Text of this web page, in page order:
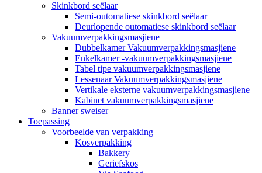
Skinkbord seëlaar
Semi-outomatiese skinkbord seëlaar
Deurlopende outomatiese skinkbord seëlaar
Vakuumverpakkingsmasjiene
Dubbelkamer Vakuumverpakkingsmasjiene
Enkelkamer -vakuumverpakkingsmasjiene
Tabel tipe vakuumverpakkingsmasjiene
Lessenaar Vakuumverpakkingsmasjiene
Vertikale eksterne vakuumverpakkingsmasjiene
Kabinet vakuumverpakkingsmasjiene
Banner sweiser
Toepassing
Voorbeelde van verpakking
Kosverpakking
Bakkery
Geriefskos